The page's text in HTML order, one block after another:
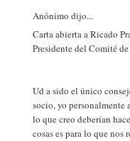
Anónimo dijo...
Carta abierta a Ricado
Presidente del Comité
Ud a sido el único
socio, yo personalmente
lo que creo deberían
cosas es para lo que nos